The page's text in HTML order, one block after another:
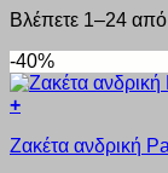
Βλέπετε 1–24
-40%
+
το
Ζακέτα ανδρική